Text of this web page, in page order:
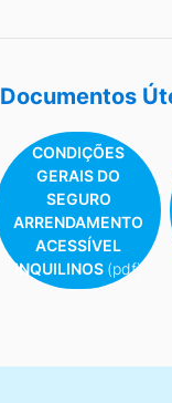
Documentos
CONDIÇÕES
GERAIS DO
SEGURO
ARRENDAMENTO
ACESSÍVEL
INQUILINOS (pdf)